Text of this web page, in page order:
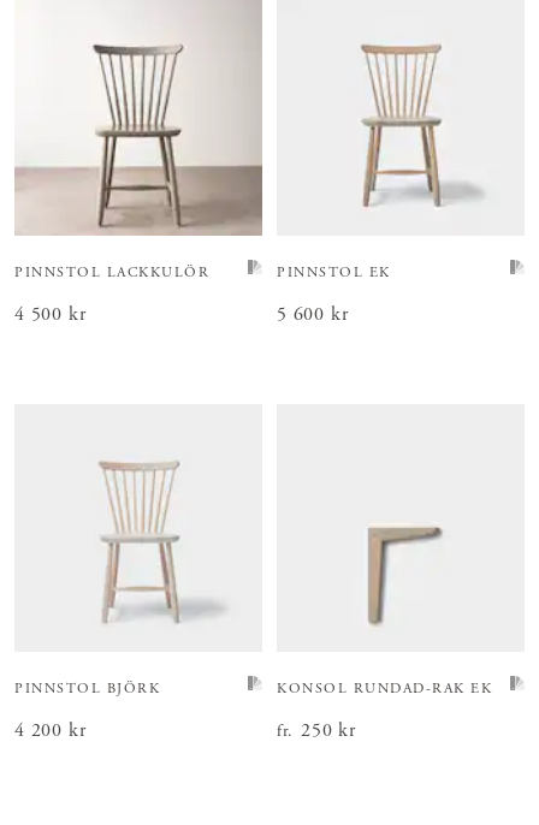
PINNSTOL LACKKULÖR
Pris:4 500 kr
4 500 kr
PINNSTOL EK
Pris:5 600 kr
5 600 kr
PINNSTOL BJÖRK
Pris:4 200 kr
4 200 kr
KONSOL RUNDAD-RAK EK
fr. Pris :250 kr
250 kr